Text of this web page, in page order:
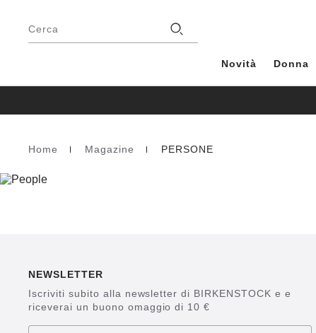
Cerca
Novità Donna
Homepage
Home Magazine PERSONE
pagina
NEWSLETTER
Iscriviti subito alla newsletter di BIRKENSTOCK e e
riceverai un buono omaggio di 10 €